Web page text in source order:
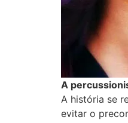
A
A história se
evitar o